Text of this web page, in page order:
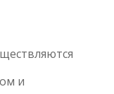
и